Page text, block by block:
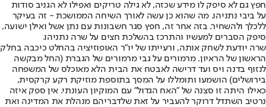
חפץ גם לא סיפק לו מידע שכזה, לא גילה טריקים ואפילו לא הגניב סודות
על ביבי נתניהו. מה שהוא כן עשה לאורך השיחה הממושכת - זה בעיקר
ללכלך ולהשחיר. בזה אחר זה, חפץ סגר חשבונות עם נתן אשל ואילן ישועה,
סיפק הסברים למעשיו והתרכז בהשלכת חצים על שרה נתניהו.
שרה יודעת לשחק אותה, ורעייתו של יו"ר האופוזיציה בהחלט כיכבה בחלק
הראשון של הראיון. מרמורים על גבי מרמורים של הגברת (החל מבקשה
לנזוף בדנה ויס ועד דרישה לאבטח את הבית הלא מאוכלס של המשפחה
בירושלים) הושמעו ותומללו על המסך בתוספת מוזיקת רקע קרקסית,
כאילו היתה זו סצנה של "האח הגדול" עם המוקיון העונתי. אין ספק איזה
נרטיב השתדל דרוקר להעביר על זאת שלדבריהם מנהלת את המדינה ואת